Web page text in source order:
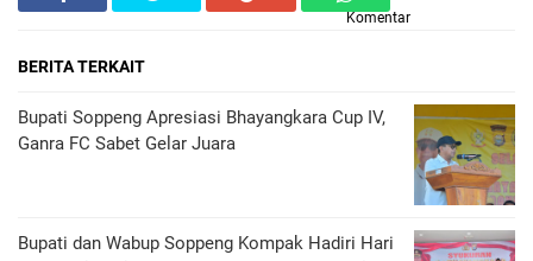
Komentar
BERITA TERKAIT
Bupati Soppeng Apresiasi Bhayangkara Cup IV,
Ganra FC Sabet Gelar Juara
Bupati dan Wabup Soppeng Kompak Hadiri Hari